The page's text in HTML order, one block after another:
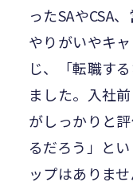
ったSAやCSA
やりがいやキ
じ、「転職す
ました。入社
がしっかりと
るだろう」と
ップはありませ